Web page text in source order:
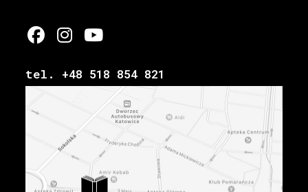
tel. +48 518 854 821